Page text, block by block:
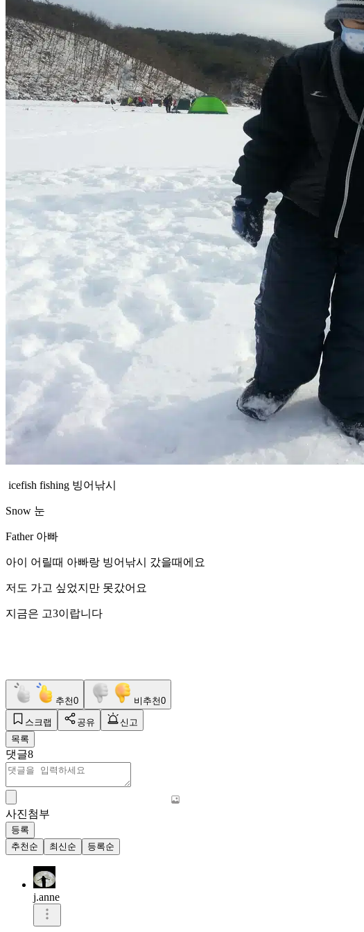
icefish fishing 빙어낚시
Snow 눈
Father 아빠
아이 어릴때 아빠랑 빙어낚시 갔을때에요
저도 가고 싶었지만 못갔어요
지금은 고3이랍니다
추천0 비추천0
스크랩 공유
신고
목록
댓글8
사진첨부
등록
추천순
최신순 등록순
j.anne